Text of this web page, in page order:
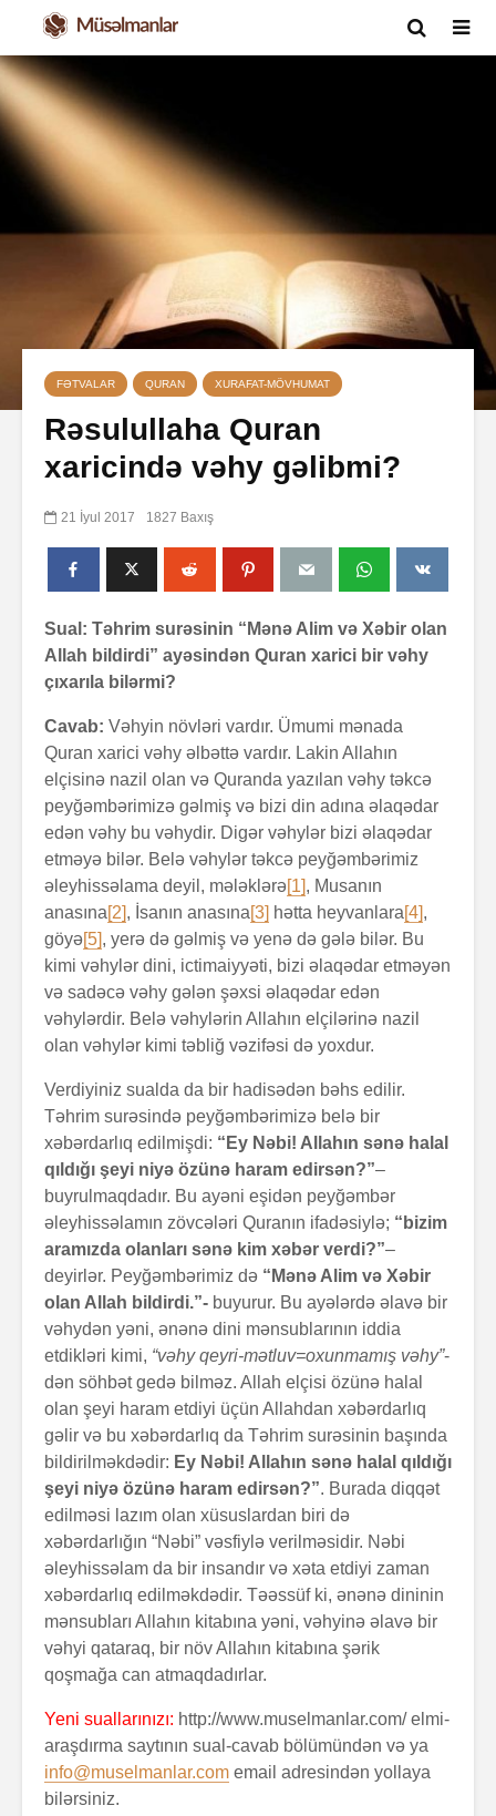
FƏTVALAR QURAN XURAFAT-MÖVHUMAT
Rəsulullaha Quran
xaricində vəhy gəlibmi?
21 İyul 2017 1827 Baxış
Sual: Təhrim surəsinin “Mənə Alim və Xəbir olan
Allah bildirdi” ayəsindən Quran xarici bir vəhy
çıxarıla bilərmi?
Cavab: Vəhyin növləri vardır. Ümumi mənada
Quran xarici vəhy əlbəttə vardır. Lakin Allahın
elçisinə nazil olan və Quranda yazılan vəhy təkcə
peyğəmbərimizə gəlmiş və bizi din adına əlaqədar
edən vəhy bu vəhydir. Digər vəhylər bizi əlaqədar
etməyə bilər. Belə vəhylər təkcə peyğəmbərimiz
əleyhissəlama deyil, mələklərə[1], Musanın
anasına[2], İsanın anasına[3] hətta heyvanlara[4],
göyə[5], yerə də gəlmiş və yenə də gələ bilər. Bu
kimi vəhylər dini, ictimaiyyəti, bizi əlaqədar etməyən
və sadəcə vəhy gələn şəxsi əlaqədar edən
vəhylərdir. Belə vəhylərin Allahın elçilərinə nazil
olan vəhylər kimi təbliğ vəzifəsi də yoxdur.
Verdiyiniz sualda da bir hadisədən bəhs edilir.
Təhrim surəsində peyğəmbərimizə belə bir
xəbərdarlıq edilmişdi: “Ey Nəbi! Allahın sənə halal
qıldığı şeyi niyə özünə haram edirsən?”–
buyrulmaqdadır. Bu ayəni eşidən peyğəmbər
əleyhissəlamın zövcələri Quranın ifadəsiylə; “bizim
aramızda olanları sənə kim xəbər verdi?”–
deyirlər. Peyğəmbərimiz də “Mənə Alim və Xəbir
olan Allah bildirdi.”- buyurur. Bu ayələrdə əlavə bir
vəhydən yəni, ənənə dini mənsublarının iddia
etdikləri kimi, “vəhy qeyri-mətluv=oxunmamış vəhy”-
dən söhbət gedə bilməz. Allah elçisi özünə halal
olan şeyi haram etdiyi üçün Allahdan xəbərdarlıq
gəlir və bu xəbərdarlıq da Təhrim surəsinin başında
bildirilməkdədir: Ey Nəbi! Allahın sənə halal qıldığı
şeyi niyə özünə haram edirsən?”. Burada diqqət
edilməsi lazım olan xüsuslardan biri də
xəbərdarlığın “Nəbi” vəsfiylə verilməsidir. Nəbi
əleyhissəlam da bir insandır və xəta etdiyi zaman
xəbərdarlıq edilməkdədir. Təəssüf ki, ənənə dininin
mənsubları Allahın kitabına yəni, vəhyinə əlavə bir
vəhyi qataraq, bir növ Allahın kitabına şərik
qoşmağa can atmaqdadırlar.
Yeni suallarınızı: http://www.muselmanlar.com/ elmi-
araşdırma saytının sual-cavab bölümündən və ya
info@muselmanlar.com email adresindən yollaya
bilərsiniz.